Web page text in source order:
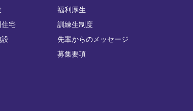
住宅
福利厚生
訓練生制度
先輩からのメッセージ
募集要項